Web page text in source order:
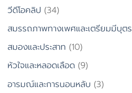
วีดีโอคลิป (34)
สมรรถภาพทางเพศและเตรียมมีบุตร
สมองและประสาท (10)
หัวใจและหลอดเลือด (9)
อารมณ์และการนอนหลับ (3)